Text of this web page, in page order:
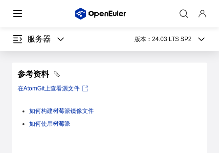
服务器 版本： 24.03 LTS SP2
参考资料
在AtomGit上查看源文件
如何构建树莓派镜像文件
如何使用树莓派